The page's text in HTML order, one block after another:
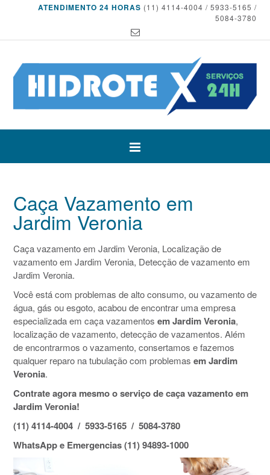
ATENDIMENTO 24 HORAS (11) 4114-4004 / 5933-5165 /
5084-3780
Caça Vazamento em
Jardim Veronia
Caça vazamento em Jardim Veronia, Localização de
vazamento em Jardim Veronia, Detecção de vazamento em
Jardim Veronia.
Você está com problemas de alto consumo, ou vazamento de
água, gás ou esgoto, acabou de encontrar uma empresa
especializada em caça vazamentos em Jardim Veronia,
localização de vazamento, detecção de vazamentos. Além
de encontrarmos o vazamento, consertamos e fazemos
qualquer reparo na tubulação com problemas em Jardim
Veronia.
Contrate agora mesmo o serviço de caça vazamento em
Jardim Veronia!
(11) 4114-4004 / 5933-5165 / 5084-3780
WhatsApp e Emergencias (11) 94893-1000